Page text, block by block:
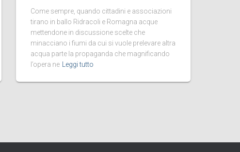
Come sempre, quando cittadini e associazioni
tirano in ballo Ridracoli e Romagna acque
mettendone in discussione scelte che
minacciano i fiumi da cui si vuole prelevare altra
acqua parte la propaganda che magnificando
l’opera ne
Leggi tutto